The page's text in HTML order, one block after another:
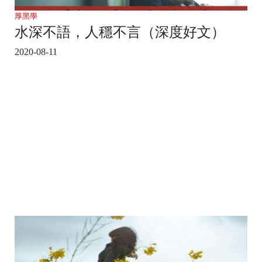
厚黑學
水深不語，人穩不言（深度好文）
2020-08-11